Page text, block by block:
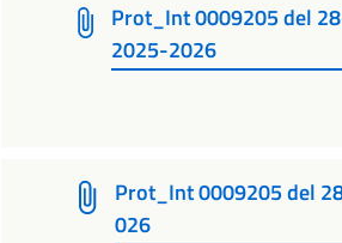
Prot_Int 0009205 del
2025-2026
Prot_Int 0009205 del
026